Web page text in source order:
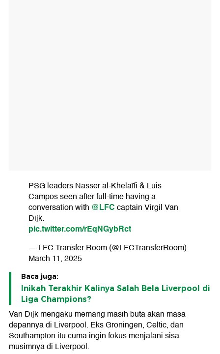
PSG leaders Nasser al-Khelaïfi & Luis
Campos seen after full-time having a
conversation with @LFCcaptain Virgil Van
Dijk.
pic.twitter.com/rEqNGybRct
— LFC Transfer Room (@LFCTransferRoom)
March 11, 2025
Baca juga:
Inikah Terakhir Kalinya Salah Bela Liverpool di
Liga Champions?
Van Dijk mengaku memang masih buta akan masa
depannya di Liverpool. Eks Groningen, Celtic, dan
Southampton itu cuma ingin fokus menjalani sisa
musimnya di Liverpool.